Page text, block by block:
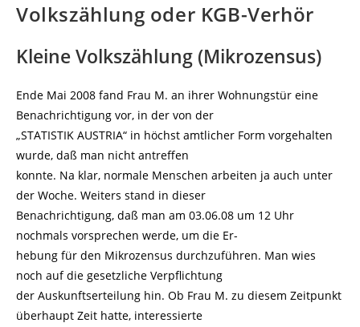
Volkszählung oder KGB-Verhör
Kleine Volkszählung (Mikrozensus)
Ende Mai 2008 fand Frau M. an ihrer Wohnungstür eine
Benachrichtigung vor, in der von der
„STATISTIK AUSTRIA“ in höchst amtlicher Form vorgehalten
wurde, daß man nicht antreffen
konnte. Na klar, normale Menschen arbeiten ja auch unter
der Woche. Weiters stand in dieser
Benachrichtigung, daß man am 03.06.08 um 12 Uhr
nochmals vorsprechen werde, um die Er-
hebung für den Mikrozensus durchzuführen. Man wies
noch auf die gesetzliche Verpflichtung
der Auskunftserteilung hin. Ob Frau M. zu diesem Zeitpunkt
überhaupt Zeit hatte, interessierte